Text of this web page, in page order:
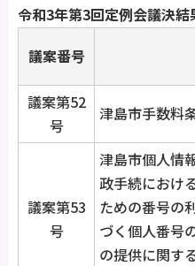
令和3年第3回定例会議決結
議案番号
議案第52
号
津島市手数料
議案第53
号
津島市個人情
政手続におけ
ための番号の
づく個人番号
の提供に関す